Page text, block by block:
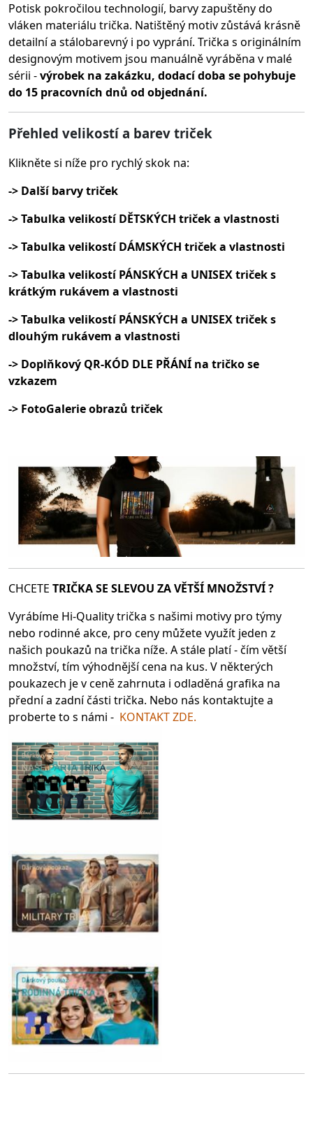
Potisk pokročilou technologií, barvy zapuštěny do
vláken materiálu trička. Natištěný motiv zůstává krásně
detailní a stálobarevný i po vyprání. Trička s originálním
designovým motivem jsou manuálně vyráběna v malé
sérii -výrobek na zakázku, dodací doba se pohybuje
do 15 pracovních dnů od objednání.
Přehled velikostí a barev triček
Klikněte si níže pro rychlý skok na:
-> Další barvy triček
-> Tabulka velikostí DĚTSKÝCH triček a vlastnosti
-> Tabulka velikostí DÁMSKÝCH triček a vlastnosti
-> Tabulka velikostí PÁNSKÝCH a UNISEX triček s
krátkým rukávem a vlastnosti
-> Tabulka velikostí PÁNSKÝCH a UNISEX triček s
dlouhým rukávem a vlastnosti
-> Doplňkový QR-KÓD DLE PŘÁNÍ na tričko se
vzkazem
-> FotoGalerie obrazů triček
CHCETE TRIČKA SE SLEVOU ZA VĚTŠÍ MNOŽSTVÍ ?
Vyrábíme Hi-Quality trička s našimi motivy pro týmy
nebo rodinné akce, pro ceny můžete využít jeden z
našich poukazů na trička níže. A stále platí - čím větší
množství, tím výhodnější cena na kus. V některých
poukazech je v ceně zahrnuta i odladěná grafika na
přední a zadní části trička. Nebo nás kontaktujte a
proberte to s námi - KONTAKT ZDE.